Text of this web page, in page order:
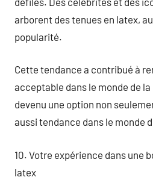
arborent des tenues en latex,
popularité.
Cette tendance a contribué à
acceptable dans le monde de
devenu une option non
aussi tendance dans le monde
10. Votre expérience dans une
latex